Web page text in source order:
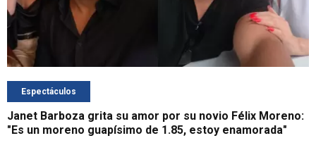
Espectáculos
Janet Barboza grita su amor por su novio Félix Moreno:
"Es un moreno guapísimo de 1.85, estoy enamorada"